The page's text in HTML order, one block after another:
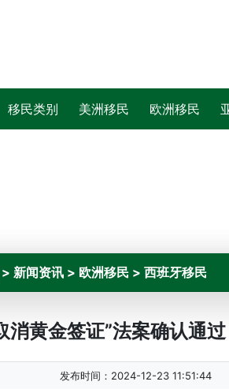
移民类别 美洲移民 欧洲移民
> 新闻资讯 > 欧洲移民 > 西班牙移民
消黄金签证”法案确认通
发布时间：2024-12-23 11:51:44